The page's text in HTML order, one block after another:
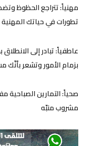
مهنياً: تتراجع الحظوظ
تطورات في حياتك
عاطفياً: تبادر إلى
بزمام الأمور وتشعر بأنّك
صحياً: التمارين الصباحية
مشروب منبّه